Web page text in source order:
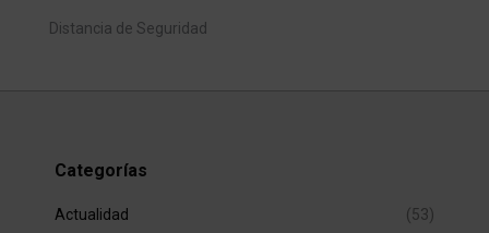
Distancia de Seguridad
Categorías
Actualidad (53)